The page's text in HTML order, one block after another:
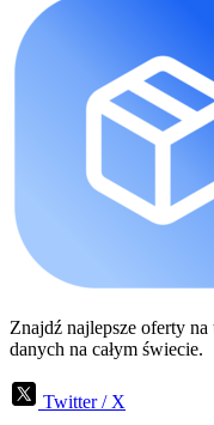
Znajdź najlepsze oferty
danych na całym świecie.
Twitter / X